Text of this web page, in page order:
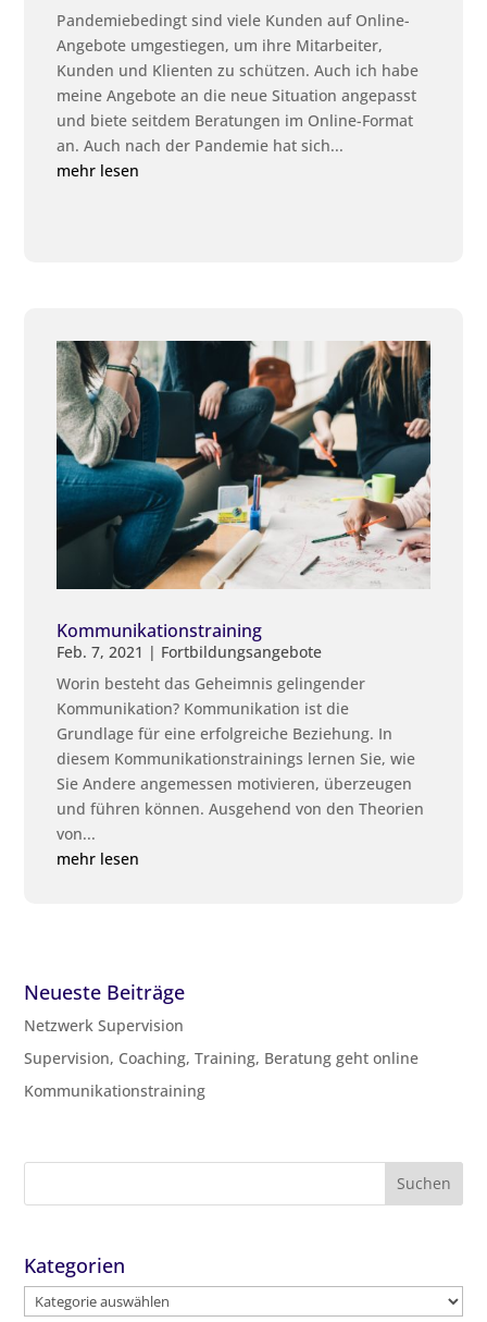
Pandemiebedingt sind viele Kunden auf Online-
Angebote umgestiegen, um ihre Mitarbeiter,
Kunden und Klienten zu schützen. Auch ich habe
meine Angebote an die neue Situation angepasst
und biete seitdem Beratungen im Online-Format
an. Auch nach der Pandemie hat sich...
mehr lesen
Kommunikationstraining
Feb. 7, 2021 | Fortbildungsangebote
Worin besteht das Geheimnis gelingender
Kommunikation? Kommunikation ist die
Grundlage für eine erfolgreiche Beziehung. In
diesem Kommunikationstrainings lernen Sie, wie
Sie Andere angemessen motivieren, überzeugen
und führen können. Ausgehend von den Theorien
von...
mehr lesen
Neueste Beiträge
Netzwerk Supervision
Supervision, Coaching, Training, Beratung geht online
Kommunikationstraining
Kategorien
Kategorien